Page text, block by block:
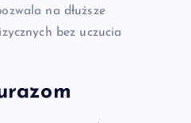
na dłuższe
bez uczucia